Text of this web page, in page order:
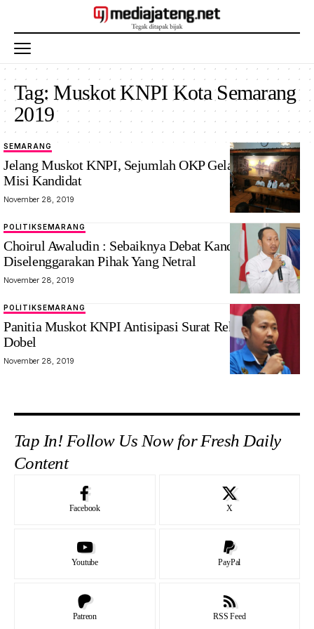
Tag:Muskot KNPI Kota Semarang
2019
SEMARANG
Jelang Muskot KNPI, Sejumlah OKP Gelar Bedah Visi
Misi Kandidat
November 28, 2019
POLITIKSEMARANG
Choirul Awaludin : Sebaiknya Debat Kandidat
Diselenggarakan Pihak Yang Netral
November 28, 2019
POLITIKSEMARANG
Panitia Muskot KNPI Antisipasi Surat Rekomendasi
Dobel
November 28, 2019
Tap In! Follow Us Now for Fresh Daily
Content
Facebook X
Youtube PayPal
Patreon RSS Feed